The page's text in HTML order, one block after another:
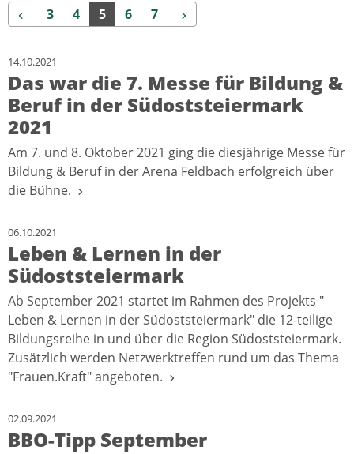
Zurück
3 4 5 6 7 Weiter
14.10.2021
Das war die 7. Messe für Bildung &
Beruf in der Südoststeiermark
2021
Am 7. und 8. Oktober 2021 ging die diesjährige Messe für
Bildung & Beruf in der Arena Feldbach erfolgreich über
die Bühne.
06.10.2021
Leben & Lernen in der
Südoststeiermark
Ab September 2021 startet im Rahmen des Projekts "
Leben & Lernen in der Südoststeiermark" die 12-teilige
Bildungsreihe in und über die Region Südoststeiermark.
Zusätzlich werden Netzwerktreffen rund um das Thema
"Frauen.Kraft" angeboten.
02.09.2021
BBO-Tipp September